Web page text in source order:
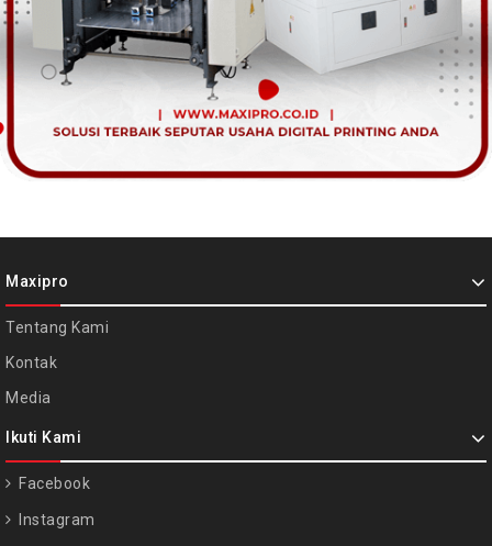
Maxipro
Tentang Kami
Kontak
Media
Ikuti Kami
Facebook
Instagram